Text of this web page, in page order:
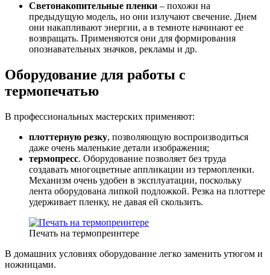
Светонакопительные пленки – похожи на
предыдущую модель, но они излучают свечение. Днем
они накапливают энергии, а в темноте начинают ее
возвращать. Применяются они для формирования
опознавательных значков, рекламы и др.
Оборудование для работы с
термопечатью
В профессиональных мастерских применяют:
плоттерную резку, позволяющую воспроизводиться
даже очень маленькие детали изображения;
термопресс. Оборудование позволяет без труда
создавать многоцветные аппликации из термопленки.
Механизм очень удобен в эксплуатации, поскольку
лента оборудована липкой подложкой. Резка на плоттере
удерживает пленку, не давая ей скользить.
Печать на термопреинтере
В домашних условиях оборудование легко заменить утюгом и
ножницами.